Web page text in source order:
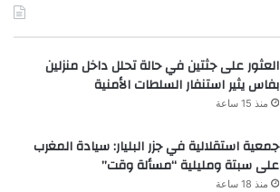
العثور على جثتين في حالة تحلل داخل منزلين
بفاس يثير استنفار السلطات الأمنية
منذ 15 ساعة
جمعية استقلالية في جزر البليار: سيادة المغرب
على سبتة ومليلية “مسألة وقت”
منذ 18 ساعة